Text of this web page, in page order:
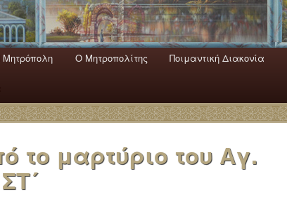
Mητρόπολη Ο Mητροπολίτης Ποιμαντική Διακονία
το μαρτύριο του Αγ.